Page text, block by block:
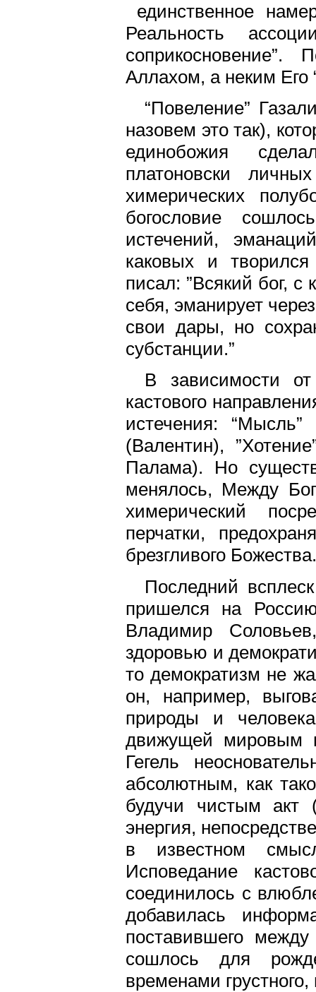
единственное
Реальность
Аллахом, а неким Его
“Повеление”
назовем это так),
единобожия
платоновски
химерических
богословие
истечений,
каковых и
писал: ”Всякий бог, с
себя, эманирует
свои дары, но
субстанции.”
В зависимости
кастового
истечения:
(Валентин),
Палама). Но
менялось, Между
химерический
перчатки,
брезгливого Божества.
Последний
пришелся на
Владимир
здоровью и
то демократизм не
он, например,
природы и
движущей мировым
Гегель
абсолютным, как
будучи чистым акт
энергия,
в известном
Исповедание
соединилось с
добавилась
поставившего
сошлось для
временами